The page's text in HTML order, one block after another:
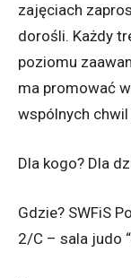
zajęciach
dorośli. Każdy
poziomu
ma promować
wspólnych
Dla kogo? Dla
Gdzie? SWFiS
2/C – sala judo